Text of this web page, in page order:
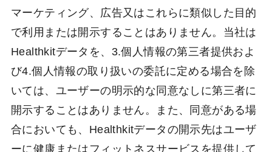
マーケティング、広告又はこれらに類似した目的
で利用または開示することはありません。当社は
Healthkitデータを、3.個人情報の第三者提供およ
び4.個人情報の取り扱いの委託に定める場合を除
いては、ユーザーの明示的な同意なしに第三者に
開示することはありません。また、同意がある場
合においても、Healthkitデータの開示先はユーザ
ーに健康またはフィットネスサービスを提供して